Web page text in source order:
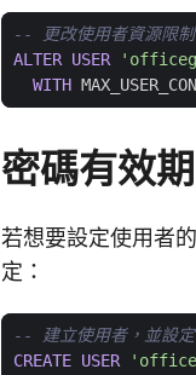
ALTER USER
WITH
密碼有效
若想要設定使用者
定：
CREATE USER